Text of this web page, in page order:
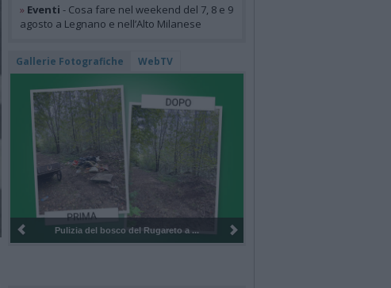
» Eventi - Cosa fare nel weekend del 7, 8 e 9
agosto a Legnano e nell’Alto Milanese
Gallerie Fotografiche WebTV
Pulizia del bosco del Rugareto a ...